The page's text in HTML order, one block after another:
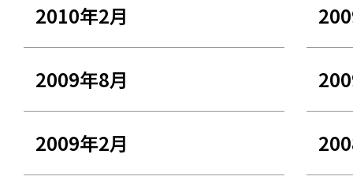
2010年2月
2009年8月
2009年2月